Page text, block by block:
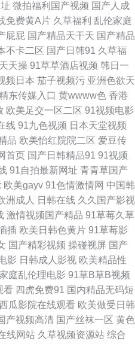
鸡 欧美操欧美 亚洲成人A片 国产日
豆旅游啪啪 91豆花打开 成人91蜜桃
午夜诱惑网站 狠狠色97 国产夫妻3p
91社在线视频 国产乱人一区 丁香五
文1区 福利网av 都市激亞洲 超碰在
费 97在线免费视频 91宝儿视频 91
91成全免费看 五月天性福网 日韩3级
午夜居场朝喷 欧美日韩AR 精品啪啪
音先锋 91探花福利导航 伊人大香蕉
情网址 少妇丰满av 欧美肥老女hd 99
综合性交网 黄色网址666 欧洲操b精
网址 白丝尤物被后入 爱豆TV传媒免
微拍福利国产视频 国产人成
免费黄A片 久草福利 乱伦家庭
屁屁 国产精品天干天 国产精品
不卡二区 国产日韩91 久草福
天操 91草草酒店视频 韩日一
频日本 茄子视频污 亚洲色欲天
东传媒入口 黄wwww色 香港
欧美足交一区二区 91视频电影
线 91九色视频 日本天堂视频
品 欧美怡红院院二区 爱豆传
首页 国产日韩精品91 91视频
91自拍最新网址 青青草国产
欧美gayv 91色情激情网 中国韩
洲成人 日韩在线 久久国产影视
激情视频国产精品 91草莓久草
插 欧美日韩色黄片 91草莓影
国产精彩视频 操碰视屏 国产
影 日韩成人影视 欧美精品性
家庭乱伦理电影 91草B草B视频
看 四虎免费91 国内精品无码短
瓜影院在线观看 欧美做受日韩
产视频高清 国产丝袜一区 黄色
线网站 久草视频资源站 综合